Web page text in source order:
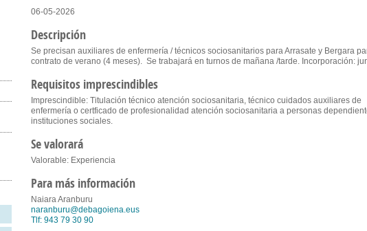
06-05-2026
Descripción
Se precisan auxiliares de enfermería / técnicos sociosanitarios para Arrasate y Bergara
contrato de verano (4 meses). Se trabajará en turnos de mañana /tarde. Incorporación:
Requisitos imprescindibles
Imprescindible: Titulación técnico atención sociosanitaria, técnico cuidados auxiliares de
enfermería o certficado de profesionalidad atención sociosanitaria a personas
instituciones sociales.
Se valorará
Valorable: Experiencia
Para más información
Naiara Aranburu
naranburu@debagoiena.eus
Tlf: 943 79 30 90